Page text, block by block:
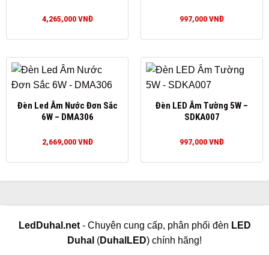
4,265,000VNĐ 997,000VNĐ
Đèn Led Âm Nước Đơn Sắc
6W – DMA306
2,669,000VNĐ
Đèn LED Âm Tường 5W –
SDKA007
997,000VNĐ
LedDuhal.net- Chuyên cung cấp, phân phối đèn LED
Duhal (DuhalLED) chính hãng!